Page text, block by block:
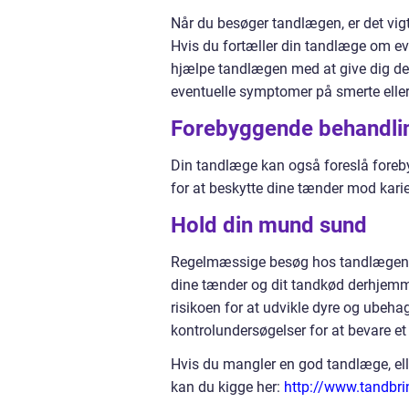
Når du besøger tandlægen, er det
Hvis du fortæller din tandlæge om
hjælpe tandlægen med at give dig
eventuelle symptomer på smerte
Forebyggende
Din tandlæge kan også foreslå
for at beskytte dine tænder mod
Hold din mund sund
Regelmæssige besøg hos
dine tænder og dit tandkød
risikoen for at udvikle dyre og
kontrolundersøgelser for at bevare
Hvis du mangler en god tandlæge,
kan du kigge her: http://